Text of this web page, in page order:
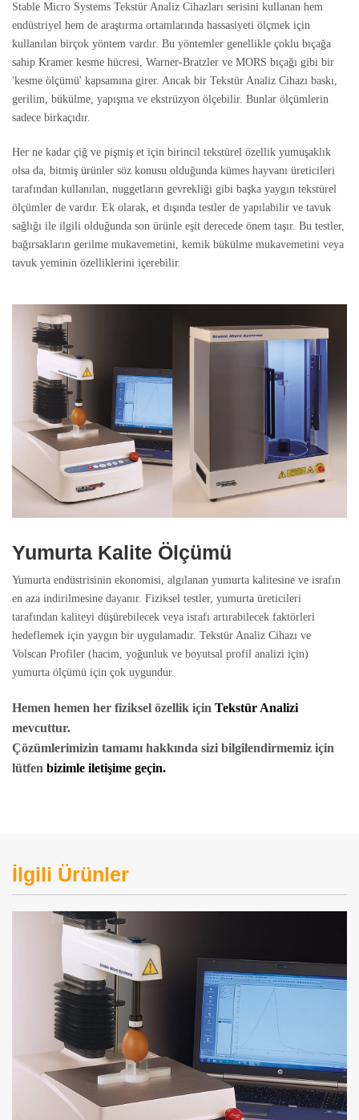
Stable Micro Systems Tekstür Analiz Cihazları serisini kullanan hem
endüstriyel hem de araştırma ortamlarında hassasiyeti ölçmek için
kullanılan birçok yöntem vardır. Bu yöntemler genellikle çoklu bıçağa
sahip Kramer kesme hücresi, Warner-Bratzler ve MORS bıçağı gibi bir
'kesme ölçümü' kapsamına girer. Ancak bir Tekstür Analiz Cihazı baskı,
gerilim, bükülme, yapışma ve ekstrüzyon ölçebilir. Bunlar ölçümlerin
sadece birkaçıdır.
Her ne kadar çiğ ve pişmiş et için birincil tekstürel özellik yumuşaklık
olsa da, bitmiş ürünler söz konusu olduğunda kümes hayvanı üreticileri
tarafından kullanılan, nuggetların gevrekliği gibi başka yaygın tekstürel
ölçümler de vardır. Ek olarak, et dışında testler de yapılabilir ve tavuk
sağlığı ile ilgili olduğunda son ürünle eşit derecede önem taşır. Bu testler,
bağırsakların gerilme mukavemetini, kemik bükülme mukavemetini veya
tavuk yeminin özelliklerini içerebilir.
Yumurta Kalite Ölçümü
Yumurta endüstrisinin ekonomisi, algılanan yumurta kalitesine ve israfın
en aza indirilmesine dayanır. Fiziksel testler, yumurta üreticileri
tarafından kaliteyi düşürebilecek veya israfı artırabilecek faktörleri
hedeflemek için yaygın bir uygulamadır. Tekstür Analiz Cihazı ve
Volscan Profiler (hacim, yoğunluk ve boyutsal profil analizi için)
yumurta ölçümü için çok uygundur.
Hemen hemen her fiziksel özellik için Tekstür Analizi
mevcuttur.
Çözümlerimizin tamamı hakkında sizi bilgilendirmemiz için
lütfen bizimle iletişime geçin.
İlgili Ürünler